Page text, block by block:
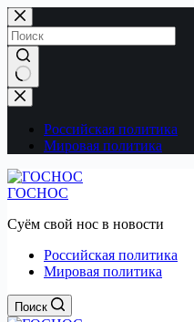
Перейти
к
сути
Ничего
не
найденоРоссийская политика
Мировая политика
ГОСНОС
Суём свой нос в новости
Российская политика
Мировая политика
Поиск